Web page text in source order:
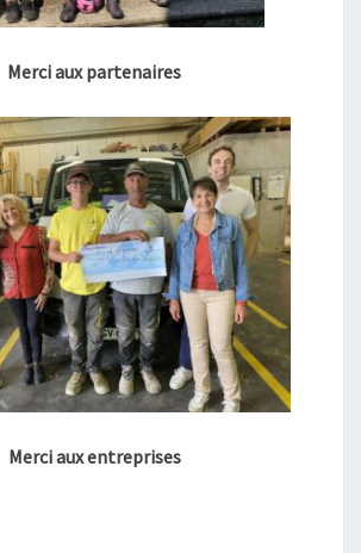
Merci aux partenaires
Merci aux entreprises